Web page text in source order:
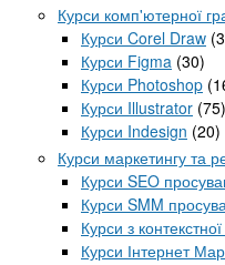
Курси комп'ютерної
Курси Corel Draw
Курси Figma (30)
Курси Photoshop
Курси Illustrator (75)
Курси Indesign (20)
Курси маркетингу та
Курси SEO
Курси SMM
Курси з
Курси Інтернет